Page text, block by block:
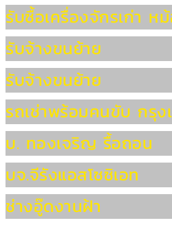
รับซื้อเครื่องจักรเก่า ห
รับจ้างขนย้าย
รับจ้างขนย้าย
รถเช่าพร้อมคนขับ กรุง
บ. ทองเจริญ รื้อถอน
บจ.จีรังแอสโซซิเอท
ช่างอู๊ดงานฝ้า